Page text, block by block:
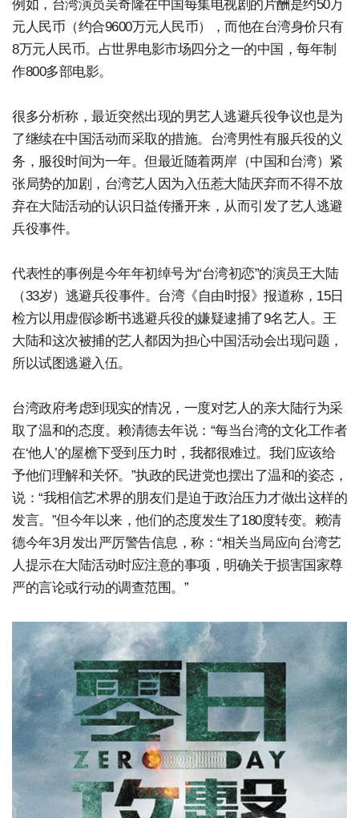
例如，台湾演员吴奇隆在中国每集电视剧的片酬是约50万
元人民币（约合9600万元人民币），而他在台湾身价只有
8万元人民币。占世界电影市场四分之一的中国，每年制
作800多部电影。
很多分析称，最近突然出现的男艺人逃避兵役争议也是为
了继续在中国活动而采取的措施。台湾男性有服兵役的义
务，服役时间为一年。但最近随着两岸（中国和台湾）紧
张局势的加剧，台湾艺人因为入伍惹大陆厌弃而不得不放
弃在大陆活动的认识日益传播开来，从而引发了艺人逃避
兵役事件。
代表性的事例是今年年初绰号为“台湾初恋”的演员王大陆
（33岁）逃避兵役事件。台湾《自由时报》报道称，15日
检方以用虚假诊断书逃避兵役的嫌疑逮捕了9名艺人。王
大陆和这次被捕的艺人都因为担心中国活动会出现问题，
所以试图逃避入伍。
台湾政府考虑到现实的情况，一度对艺人的亲大陆行为采
取了温和的态度。赖清德去年说：“每当台湾的文化工作者
在‘他人’的屋檐下受到压力时，我都很难过。我们应该给
予他们理解和关怀。”执政的民进党也摆出了温和的姿态，
说：“我相信艺术界的朋友们是迫于政治压力才做出这样的
发言。”但今年以来，他们的态度发生了180度转变。赖清
德今年3月发出严厉警告信息，称：“相关当局应向台湾艺
人提示在大陆活动时应注意的事项，明确关于损害国家尊
严的言论或行动的调查范围。”